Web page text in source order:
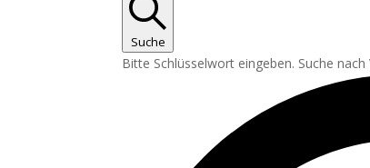
Suche
Bitte Schlüsselwort eingeben. Suche